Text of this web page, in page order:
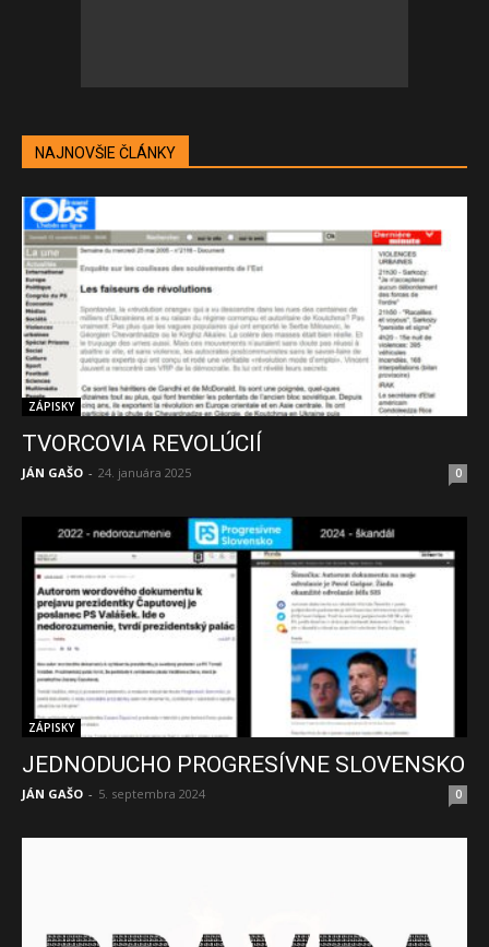
NAJNOVŠIE ČLÁNKY
ZÁPISKY
TVORCOVIA REVOLÚCIÍ
JÁN GAŠO - 24. januára 2025 0
ZÁPISKY
JEDNODUCHO PROGRESÍVNE SLOVENSKO
JÁN GAŠO - 5. septembra 2024 0